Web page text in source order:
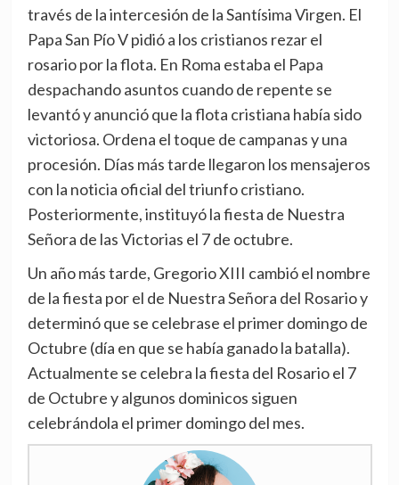
través de la intercesión de la Santísima Virgen. El
Papa San Pío V pidió a los cristianos rezar el
rosario por la flota. En Roma estaba el Papa
despachando asuntos cuando de repente se
levantó y anunció que la flota cristiana había sido
victoriosa. Ordena el toque de campanas y una
procesión. Días más tarde llegaron los mensajeros
con la noticia oficial del triunfo cristiano.
Posteriormente, instituyó la fiesta de Nuestra
Señora de las Victorias el 7 de octubre.
Un año más tarde, Gregorio XIII cambió el nombre
de la fiesta por el de Nuestra Señora del Rosario y
determinó que se celebrase el primer domingo de
Octubre (día en que se había ganado la batalla).
Actualmente se celebra la fiesta del Rosario el 7
de Octubre y algunos dominicos siguen
celebrándola el primer domingo del mes.